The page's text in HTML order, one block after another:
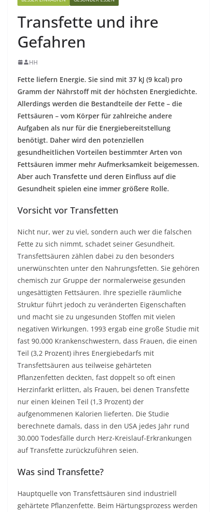
Transfette und ihre
Gefahren
HH
Fette liefern Energie. Sie sind mit 37 kJ (9 kcal) pro
Gramm der Nährstoff mit der höchsten Energiedichte.
Allerdings werden die Bestandteile der Fette – die
Fettsäuren – vom Körper für zahlreiche andere
Aufgaben als nur für die Energiebereitstellung
benötigt. Daher wird den potenziellen
gesundheitlichen Vorteilen bestimmter Arten von
Fettsäuren immer mehr Aufmerksamkeit beigemessen.
Aber auch Transfette und deren Einfluss auf die
Gesundheit spielen eine immer größere Rolle.
Vorsicht vor Transfetten
Nicht nur, wer zu viel, sondern auch wer die falschen
Fette zu sich nimmt, schadet seiner Gesundheit.
Transfettsäuren zählen dabei zu den besonders
unerwünschten unter den Nahrungsfetten. Sie gehören
chemisch zur Gruppe der normalerweise gesunden
ungesättigten Fettsäuren. Ihre spezielle räumliche
Struktur führt jedoch zu veränderten Eigenschaften
und macht sie zu ungesunden Stoffen mit vielen
negativen Wirkungen. 1993 ergab eine große Studie mit
fast 90.000 Krankenschwestern, dass Frauen, die einen
Teil (3,2 Prozent) ihres Energiebedarfs mit
Transfettsäuren aus teilweise gehärteten
Pflanzenfetten deckten, fast doppelt so oft einen
Herzinfarkt erlitten, als Frauen, bei denen Transfette
nur einen kleinen Teil (1,3 Prozent) der
aufgenommenen Kalorien lieferten. Die Studie
berechnete damals, dass in den USA jedes Jahr rund
30.000 Todesfälle durch Herz-Kreislauf-Erkrankungen
auf Transfette zurückzuführen seien.
Was sind Transfette?
Hauptquelle von Transfettsäuren sind industriell
gehärtete Pflanzenfette. Beim Härtungsprozess werden